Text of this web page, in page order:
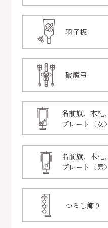
羽子板
破魔弓
名前旗、木札、
プレート〈女〉
名前旗、木札、
プレート〈男〉
つるし飾り